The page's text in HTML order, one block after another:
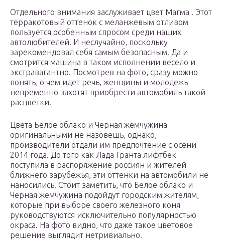
Отдельного внимания заслуживает цвет Магма . Этот
терракотовый оттенок с меланжевым отливом
пользуется особенным спросом среди наших
автолюбителей. И неслучайно, поскольку
зарекомендовал себя самым безопасным. Да и
смотрится машина в таком исполнении весело и
экстравагантно. Посмотрев на фото, сразу можно
понять, о чем идет речь, женщины и молодежь
непременно захотят приобрести автомобиль такой
расцветки.
Цвета Белое облако и Черная жемчужина
оригинальными не назовешь, однако,
производители отдали им предпочтение с осени
2014 года. До того как Лада Гранта лифтбек
поступила в распоряжение россиян и жителей
ближнего зарубежья, эти оттенки на автомобили не
наносились. Стоит заметить, что Белое облако и
Черная жемчужина подойдут городским жителям,
которые при выборе своего железного коня
руководствуются исключительно популярностью
окраса. На фото видно, что даже такое цветовое
решение выглядит нетривиально.